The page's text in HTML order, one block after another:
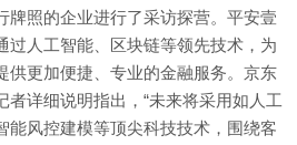
牌照的企业进行了采访探营。平安壹
过人工智能、区块链等领先技术，为
供更加便捷、专业的金融服务。京东
者详细说明指出，“未来将采用如人工
能风控建模等顶尖科技技术，围绕客